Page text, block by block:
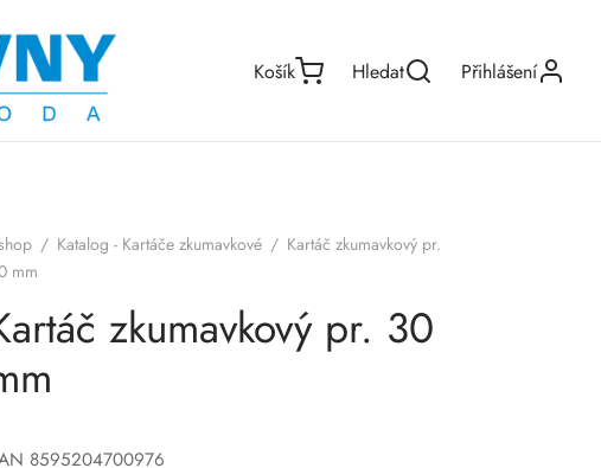
Košík Hledat Přihlášení
/ Katalog - Kartáče zkumavkové / Kartáč zkumavkový pr.
mm
zkumavkový pr. 30
8595204700976